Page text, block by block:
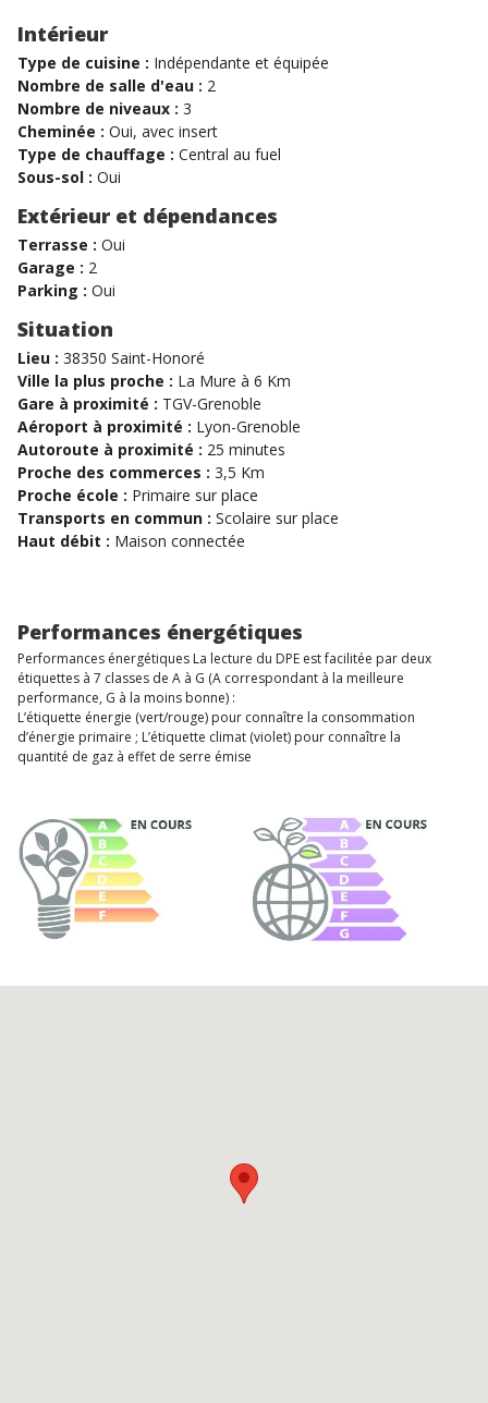
Intérieur
Type de cuisine : Indépendante et équipée
Nombre de salle d'eau : 2
Nombre de niveaux : 3
Cheminée : Oui, avec insert
Type de chauffage : Central au fuel
Sous-sol : Oui
Extérieur et dépendances
Terrasse : Oui
Garage : 2
Parking : Oui
Situation
Lieu : 38350 Saint-Honoré
Ville la plus proche : La Mure à 6 Km
Gare à proximité : TGV-Grenoble
Aéroport à proximité : Lyon-Grenoble
Autoroute à proximité : 25 minutes
Proche des commerces : 3,5 Km
Proche école : Primaire sur place
Transports en commun : Scolaire sur place
Haut débit : Maison connectée
Performances énergétiques
Performances énergétiques La lecture du DPE est facilitée par deux
étiquettes à 7 classes de A à G (A correspondant à la meilleure
performance, G à la moins bonne) :
L’étiquette énergie (vert/rouge) pour connaître la consommation
d’énergie primaire ; L’étiquette climat (violet) pour connaître la
quantité de gaz à effet de serre émise